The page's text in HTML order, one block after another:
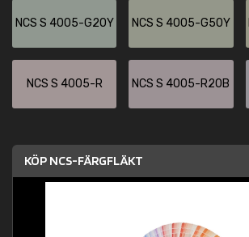
NCS S 4005-G20Y NCS S 4005-G50Y
NCS S 4005-R NCS S 4005-R20B
KÖP NCS-FÄRGFLÄKT